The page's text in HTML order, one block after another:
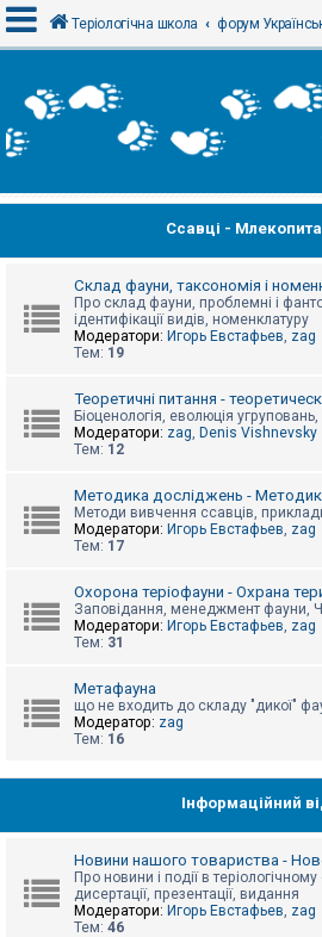
х
і
т
р
а
б
е
д
п
о
е
й
А
и
т
Теріологічна школа форум
Ссавці -
Склад фауни, таксономія і
Про склад фауни, проблемні і
ідентифікації видів, номенклатуру
Модератори: Игорь Евстафьев, zag
Тем: 19
Теоретичні питання -
Біоценологія, еволюція угруповань,
Модератори: zag, Denis Vishnevsky
Тем: 12
Методика досліджень -
Методи вивчення ссавців,
Модератори: Игорь Евстафьев, zag
Тем: 17
Охорона теріофауни - Охрана
Заповідання, менеджмент фауни,
Модератори: Игорь Евстафьев, zag
Тем: 31
Метафауна
що не входить до складу "дикої"
Модератор: zag
Тем: 16
Інформаційний
Новини нашого товариства -
Про новини і події в
дисертації, презентації, видання
Модератори: Игорь Евстафьев, zag
Тем: 46